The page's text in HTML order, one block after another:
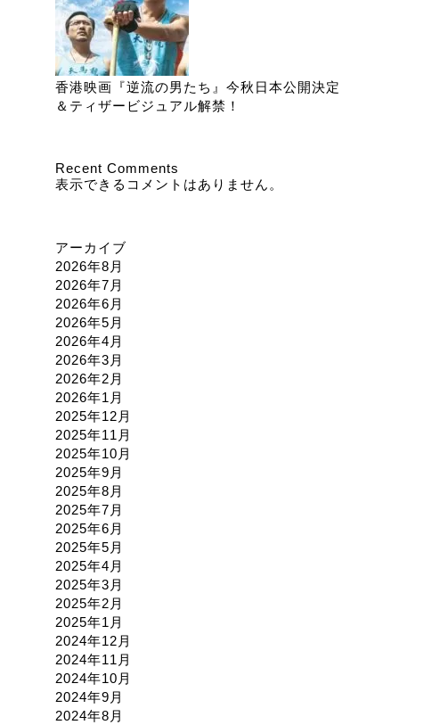
香港映画『逆流の男たち』今秋日本公開決定
＆ティザービジュアル解禁！
Recent Comments
表示できるコメントはありません。
アーカイブ
2026年8月
2026年7月
2026年6月
2026年5月
2026年4月
2026年3月
2026年2月
2026年1月
2025年12月
2025年11月
2025年10月
2025年9月
2025年8月
2025年7月
2025年6月
2025年5月
2025年4月
2025年3月
2025年2月
2025年1月
2024年12月
2024年11月
2024年10月
2024年9月
2024年8月